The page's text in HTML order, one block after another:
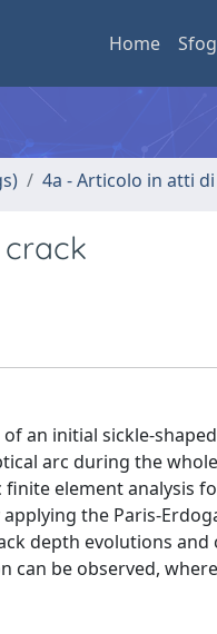
Home
4a - Articolo in atti
an initial sickle-
arc during the
element analysis
the Paris-
depth evolutions and
can be observed,